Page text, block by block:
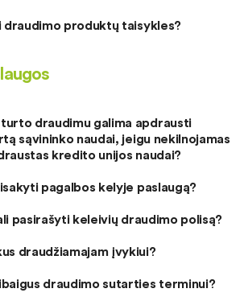
draudimo produktų taisykles?
draudimu galima apdrausti
sąvininko naudai, jeigu nekilnojamas
kredito unijos naudai?
pagalbos kelyje paslaugą?
pasirašyti keleivių draudimo polisą?
draudžiamajam įvykiui?
draudimo sutarties terminui?